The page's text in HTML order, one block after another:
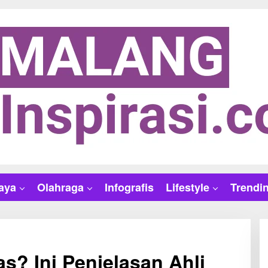
Olahraga Infografis Lifestyle
Ini Penjelasan Ahli